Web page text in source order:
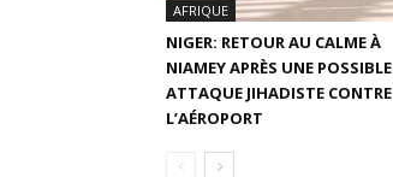
AFRIQUE
NIGER: RETOUR AU CALME À
NIAMEY APRÈS UNE POSSIBLE
ATTAQUE JIHADISTE CONTRE
L’AÉROPORT